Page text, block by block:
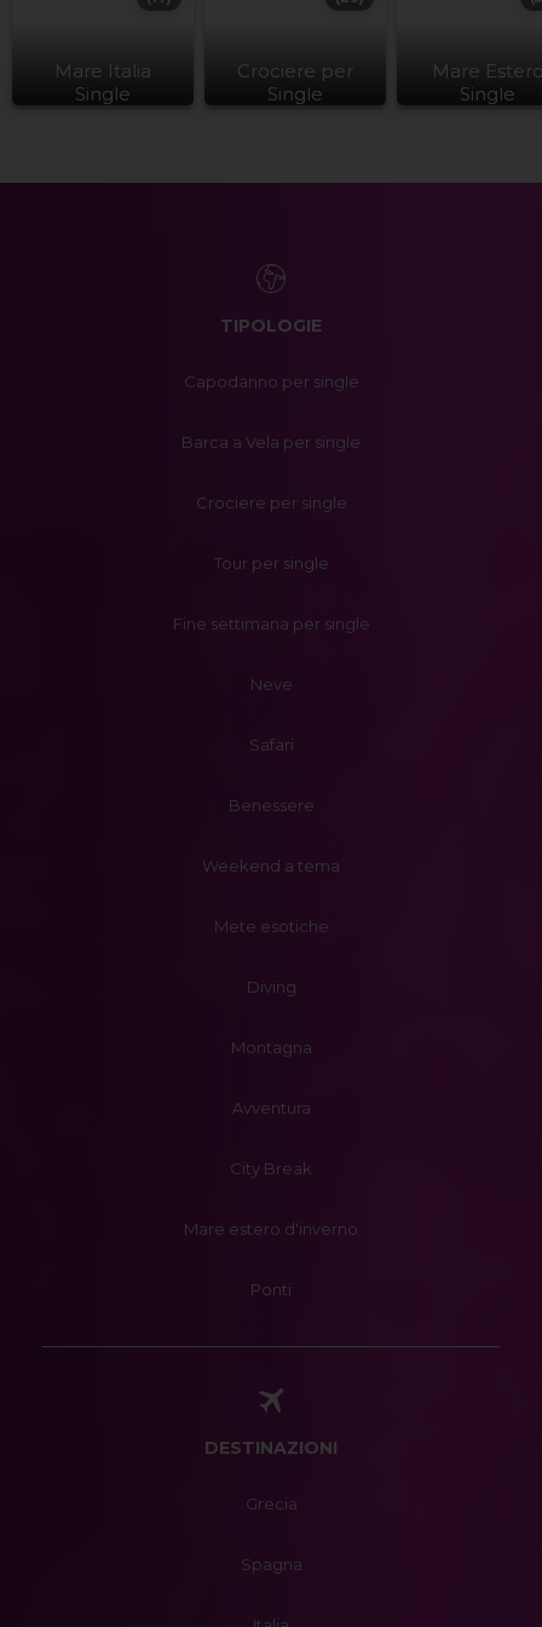
Mare Italia
Single
Crociere per
Single
Mare
Single
TIPOLOGIE
Capodanno per single
Barca a Vela per single
Crociere per single
Tour per single
Fine settimana per single
Neve
Safari
Benessere
Weekend a tema
Mete esotiche
Diving
Montagna
Avventura
City Break
Mare estero d'inverno
Ponti
DESTINAZIONI
Grecia
Spagna